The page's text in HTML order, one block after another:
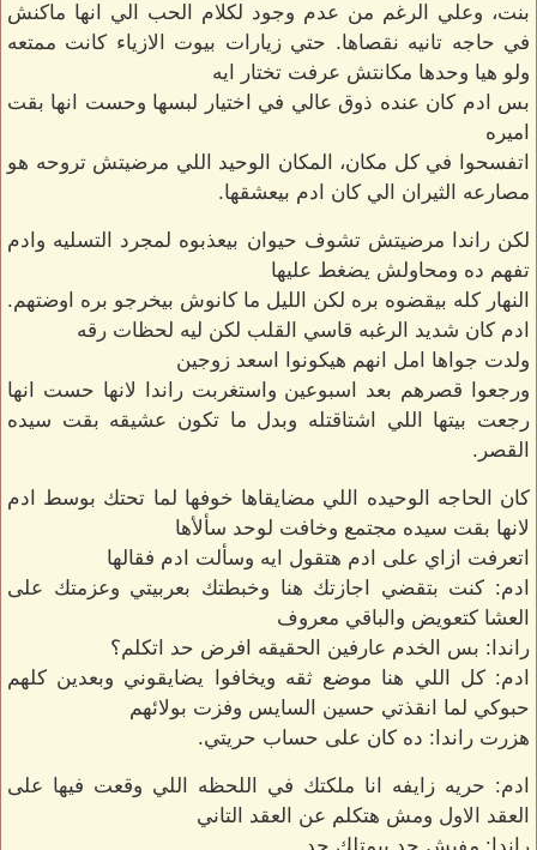
بنت، وعلي الرغم من عدم وجود لكلام الحب الي انها ماكنش
في حاجه تانيه نقصاها. حتي زيارات بيوت الازياء كانت ممتعه
ولو هيا وحدها مكانتش عرفت تختار ايه
بس ادم كان عنده ذوق عالي في اختيار لبسها وحست انها بقت
اميره
اتفسحوا في كل مكان، المكان الوحيد اللي مرضيتش تروحه هو
مصارعه الثيران الي كان ادم بيعشقها.
لكن راندا مرضيتش تشوف حيوان بيعذبوه لمجرد التسليه وادم
تفهم ده ومحاولش يضغط عليها
النهار كله بيقضوه بره لكن الليل ما كانوش بيخرجو بره اوضتهم.
ادم كان شديد الرغبه قاسي القلب لكن ليه لحظات رقه
ولدت جواها امل انهم هيكونوا اسعد زوجين
ورجعوا قصرهم بعد اسبوعين واستغربت راندا لانها حست انها
رجعت بيتها اللي اشتاقتله وبدل ما تكون عشيقه بقت سيده
القصر.
كان الحاجه الوحيده اللي مضايقاها خوفها لما تحتك بوسط ادم
لانها بقت سيده مجتمع وخافت لوحد سألأها
اتعرفت ازاي على ادم هتقول ايه وسألت ادم فقالها
ادم: كنت بتقضي اجازتك هنا وخبطتك بعربيتي وعزمتك على
العشا كتعويض والباقي معروف
راندا: بس الخدم عارفين الحقيقه افرض حد اتكلم؟
ادم: كل اللي هنا موضع ثقه ويخافوا يضايقوني وبعدين كلهم
حبوكي لما انقذتي حسين السايس وفزت بولائهم
هزرت راندا: ده كان على حساب حريتي.
ادم: حريه زايفه انا ملكتك في اللحظه اللي وقعت فيها على
العقد الاول ومش هتكلم عن العقد التاني